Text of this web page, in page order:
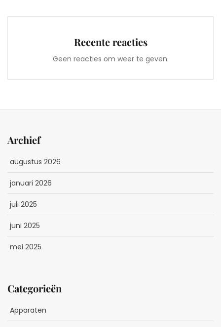
Recente reacties
Geen reacties om weer te geven.
Archief
augustus 2026
januari 2026
juli 2025
juni 2025
mei 2025
Categorieën
Apparaten